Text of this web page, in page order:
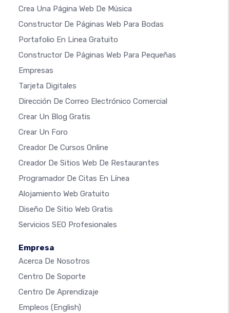
Crea Una Página Web De Música
Constructor De Páginas Web Para Bodas
Portafolio En Linea Gratuito
Constructor De Páginas Web Para Pequeñas
Empresas
Tarjeta Digitales
Dirección De Correo Electrónico Comercial
Crear Un Blog Gratis
Crear Un Foro
Creador De Cursos Online
Creador De Sitios Web De Restaurantes
Programador De Citas En Línea
Alojamiento Web Gratuito
Diseño De Sitio Web Gratis
Servicios SEO Profesionales
Empresa
Acerca De Nosotros
Centro De Soporte
Centro De Aprendizaje
Empleos (English)